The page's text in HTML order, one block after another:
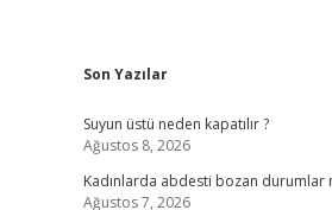
Sidebar
Son Yazılar
Suyun üstü neden kapatılır ?
Ağustos 8, 2026
Kadınlarda abdesti bozan durumlar
Ağustos 7, 2026
bonusu veren bahis siteleri